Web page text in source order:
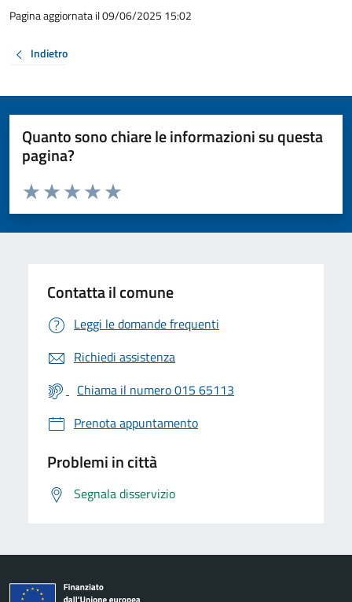
Pagina aggiornata il 09/06/2025 15:02
Indietro
Quanto sono chiare le informazioni su questa
pagina?
Valuta da 1 a 5 stelle la pagina
Valuta 5 stelle su 5
Valuta 4 stelle su 5
Valuta 3 stelle su 5
Valuta 2 stelle su 5
Valuta 1 stelle su 5
Contatta il comune
Leggi le domande frequenti
Richiedi assistenza
Chiama il numero 015 65113
Prenota appuntamento
Problemi in città
Segnala disservizio